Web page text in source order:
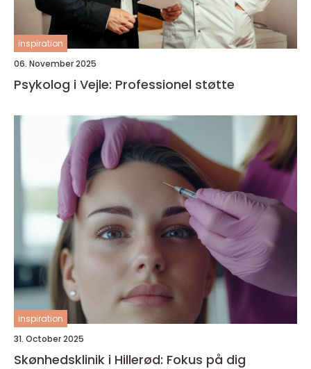
inspiration
06. November 2025
Psykolog i Vejle: Professionel støtte
inspiration
31. October 2025
Skønhedsklinik i Hillerød: Fokus på dig